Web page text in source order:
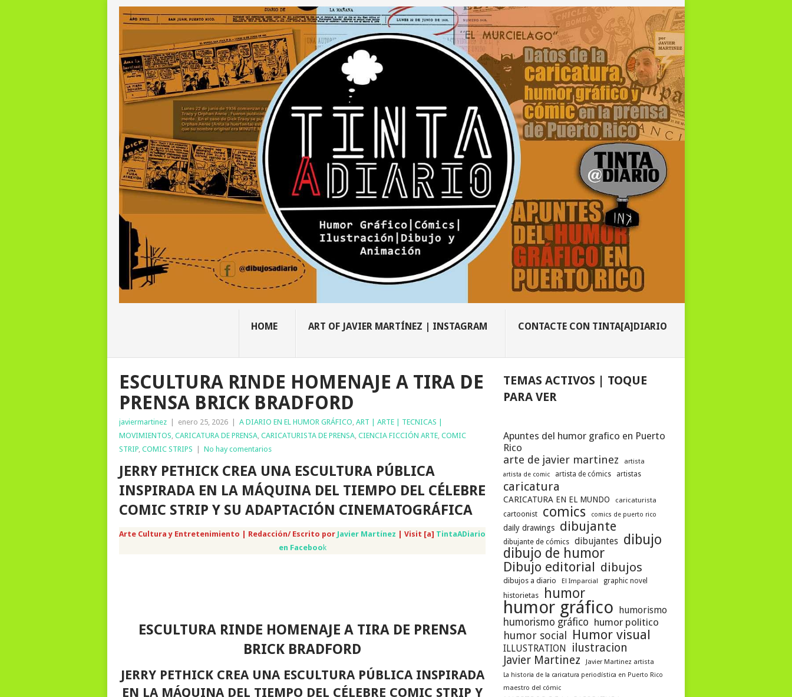
HOME ART OF JAVIER MARTÍNEZ | INSTAGRAM CONTACTE CON TINTA[A]DIARIO
ESCULTURA RINDE HOMENAJE A TIRA DE
PRENSA BRICK BRADFORD
javiermartinez | enero 25, 2026 | A DIARIO EN EL HUMOR GRÁFICO ART | ARTE | TECNICAS |
MOVIMIENTOS CARICATURA DE PRENSA CARICATURISTA DE PRENSA CIENCIA FICCIÓN ARTE COMIC
STRIP COMIC STRIPS | No hay comentarios
JERRY PETHICK CREA UNA ESCULTURA PÚBLICA
INSPIRADA EN LA MÁQUINA DEL TIEMPO DEL CÉLEBRE
COMIC STRIP Y SU ADAPTACIÓN CINEMATOGRÁFICA
Arte Cultura y Entretenimiento | Redacción/ Escrito por Javier Martínez | Visit [a] TintaADiario
en Facebook
ESCULTURA RINDE HOMENAJE A TIRA DE PRENSA
BRICK BRADFORD
JERRY PETHICK CREA UNA ESCULTURA PÚBLICA INSPIRADA
EN LA MÁQUINA DEL TIEMPO DEL CÉLEBRE COMIC STRIP Y
TEMAS ACTIVOS | TOQUE
PARA VER
Apuntes del humor grafico en Puerto
Rico
arte de javier martinez
artista
artista de comic
artista de cómics artistas
caricatura
CARICATURA EN EL MUNDO caricaturista
cartoonist comics comics de puerto rico
daily drawings dibujante
dibujante de cómics dibujantes dibujo
dibujo de humor
Dibujo editorial dibujos
dibujos a diario El Imparcial graphic novel
historietas humor
humor gráfico humorismo
humorismo gráfico humor politico
humor social Humor visual
ILLUSTRATION
ilustracion
Javier Martinez
Javier Martinez artista
La historia de la caricatura periodística en Puerto Rico
maestro del cómic